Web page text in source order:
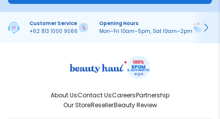
Customer Service
+62 813 1000 9066
Opening Hours
Mon–Fri 10am–5pm, Sat 10am–2pm
About UsContact UsCareersPartnership
Our StoreResellerBeauty Review